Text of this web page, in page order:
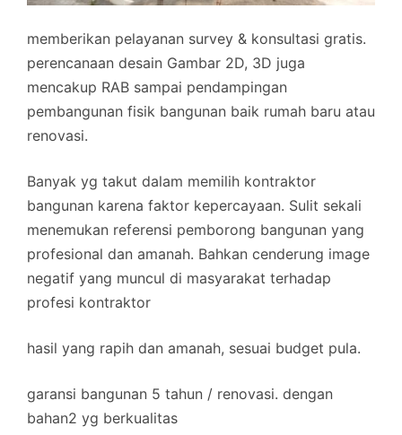
memberikan pelayanan survey & konsultasi gratis.
perencanaan desain Gambar 2D, 3D juga
mencakup RAB sampai pendampingan
pembangunan fisik bangunan baik rumah baru atau
renovasi.
Banyak yg takut dalam memilih kontraktor
bangunan karena faktor kepercayaan. Sulit sekali
menemukan referensi pemborong bangunan yang
profesional dan amanah. Bahkan cenderung image
negatif yang muncul di masyarakat terhadap
profesi kontraktor
hasil yang rapih dan amanah, sesuai budget pula.
garansi bangunan 5 tahun / renovasi. dengan
bahan2 yg berkualitas